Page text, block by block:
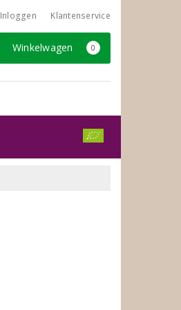
Inloggen Klantenservice
Winkelwagen 0